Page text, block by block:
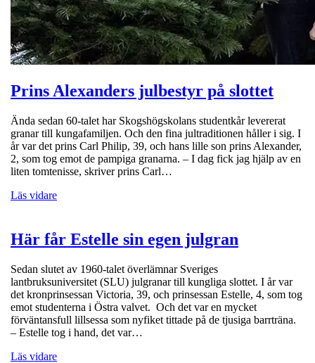
Prins Alexanders julbestyr på slottet
Ända sedan 60-talet har Skogshögskolans studentkår levererat
granar till kungafamiljen. Och den fina jultraditionen håller i sig. I
år var det prins Carl Philip, 39, och hans lille son prins Alexander,
2, som tog emot de pampiga granarna. – I dag fick jag hjälp av en
liten tomtenisse, skriver prins Carl…
Läs vidare
Här får Estelle sin egen julgran
Sedan slutet av 1960-talet överlämnar Sveriges
lantbruksuniversitet (SLU) julgranar till kungliga slottet. I år var
det kronprinsessan Victoria, 39, och prinsessan Estelle, 4, som tog
emot studenterna i Östra valvet. Och det var en mycket
förväntansfull lillsessa som nyfiket tittade på de tjusiga barrträna.
– Estelle tog i hand, det var…
Läs vidare